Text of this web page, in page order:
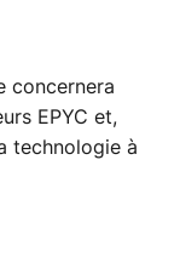
concernera
EPYC et,
technologie à